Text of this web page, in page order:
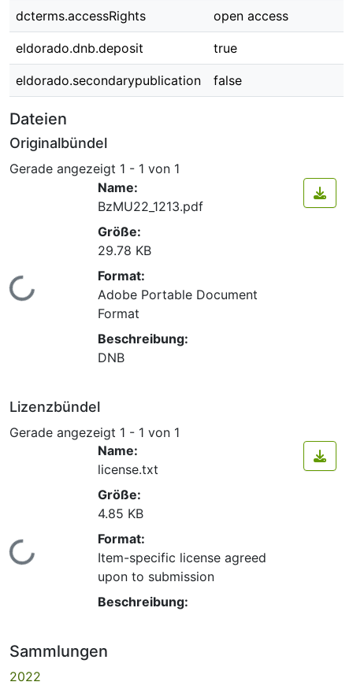
dcterms.accessRights open access
eldorado.dnb.deposit true
eldorado.secondarypublication false
Dateien
Originalbündel
Gerade angezeigt 1 - 1 von 1
Lade...
Name:
BzMU22_1213.pdf
Größe:
29.78 KB
Format:
Adobe Portable Document
Format
Beschreibung:
DNB
Lizenzbündel
Gerade angezeigt 1 - 1 von 1
Lade...
Name:
license.txt
Größe:
4.85 KB
Format:
Item-specific license agreed
upon to submission
Beschreibung:
Sammlungen
2022